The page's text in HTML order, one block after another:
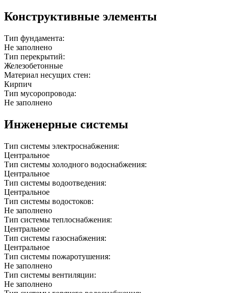
Конструктивные элементы
Тип фундамента:
Не заполнено
Тип перекрытий:
Железобетонные
Материал несущих стен:
Кирпич
Тип мусоропровода:
Не заполнено
Инженерные системы
Тип системы электроснабжения:
Центральное
Тип системы холодного водоснабжения:
Центральное
Тип системы водоотведения:
Центральное
Тип системы водостоков:
Не заполнено
Тип системы теплоснабжения:
Центральное
Тип системы газоснабжения:
Центральное
Тип системы пожаротушения:
Не заполнено
Тип системы вентиляции:
Не заполнено